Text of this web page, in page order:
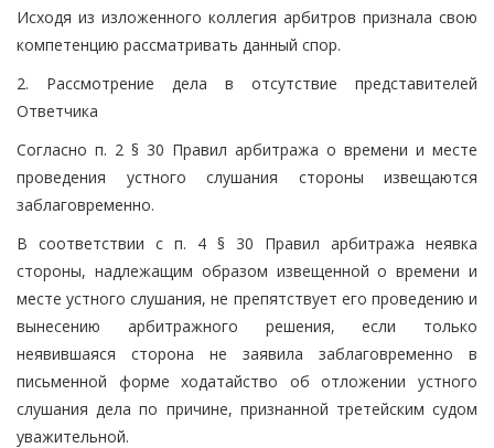
Исходя из изложенного коллегия арбитров признала свою
компетенцию рассматривать данный спор.
2. Рассмотрение дела в отсутствие представителей
Ответчика
Согласно п. 2 § 30 Правил арбитража о времени и месте
проведения устного слушания стороны извещаются
заблаговременно.
В соответствии с п. 4 § 30 Правил арбитража неявка
стороны, надлежащим образом извещенной о времени и
месте устного слушания, не препятствует его проведению и
вынесению арбитражного решения, если только
неявившаяся сторона не заявила заблаговременно в
письменной форме ходатайство об отложении устного
слушания дела по причине, признанной третейским судом
уважительной.